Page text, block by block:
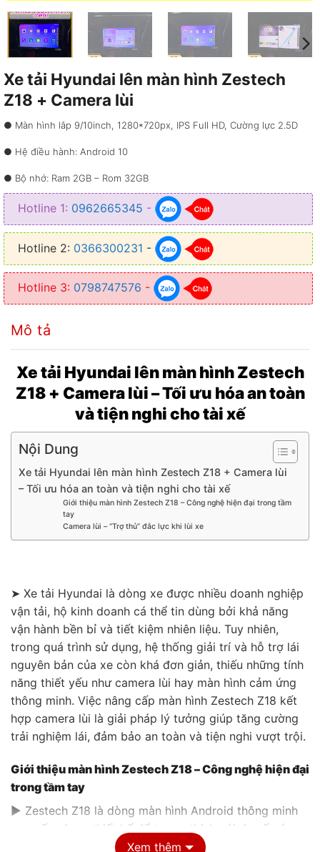
Xe tải Hyundai lên màn hình Zestech
Z18 + Camera lùi
● Màn hình lắp 9/10inch, 1280*720px, IPS Full HD, Cường lực 2.5D
● Hệ điều hành: Android 10
● Bộ nhớ: Ram 2GB – Rom 32GB
● CPU: UIS8581
● Chip: Octa-care ARM CortexTM A55
● Main: 1.6Hz
● Kết nối được Wifi, Bluetooth, Sim 4G
● Cổng kết nối camera Hỗ trợ camera lùi/camera hành trình
Hotline 1: 0962665345 -
Hotline 2: 0366300231 -
Hotline 3: 0798747576 -
Mô tả
Xe tải Hyundai lên màn hình Zestech
Z18 + Camera lùi – Tối ưu hóa an toàn
và tiện nghi cho tài xế
Nội Dung
Xe tải Hyundai lên màn hình Zestech Z18 + Camera lùi
– Tối ưu hóa an toàn và tiện nghi cho tài xế
Giới thiệu màn hình Zestech Z18 – Công nghệ hiện đại trong tầm
tay
Camera lùi – “Trợ thủ” đắc lực khi lùi xe
➤ Xe tải Hyundai là dòng xe được nhiều doanh nghiệp
vận tải, hộ kinh doanh cá thể tin dùng bởi khả năng
vận hành bền bỉ và tiết kiệm nhiên liệu. Tuy nhiên,
trong quá trình sử dụng, hệ thống giải trí và hỗ trợ lái
nguyên bản của xe còn khá đơn giản, thiếu những tính
năng thiết yếu như camera lùi hay màn hình cảm ứng
thông minh. Việc nâng cấp màn hình Zestech Z18 kết
hợp camera lùi là giải pháp lý tưởng giúp tăng cường
trải nghiệm lái, đảm bảo an toàn và tiện nghi vượt trội.
Giới thiệu màn hình Zestech Z18 – Công nghệ hiện đại
trong tầm tay
▶ Zestech Z18 là dòng màn hình Android thông minh
cao cấp, được thiết kế để tương thích với đa số các
dòng xe hiện nay, bao gồm cả xe tải như Hyundai
Xem thêm